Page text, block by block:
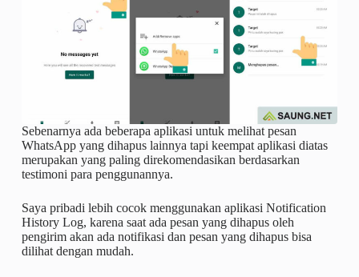
Sebenarnya ada beberapa aplikasi untuk melihat pesan
WhatsApp yang dihapus lainnya tapi keempat aplikasi diatas
merupakan yang paling direkomendasikan berdasarkan
testimoni para penggunannya.
Saya pribadi lebih cocok menggunakan aplikasi Notification
History Log, karena saat ada pesan yang dihapus oleh
pengirim akan ada notifikasi dan pesan yang dihapus bisa
dilihat dengan mudah.